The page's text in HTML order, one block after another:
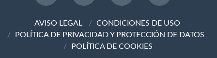
AVISO LEGAL
CONDICIONES DE USO
POLÍTICA DE PRIVACIDAD Y PROTECCIÓN DE DATOS
POLÍTICA DE COOKIES